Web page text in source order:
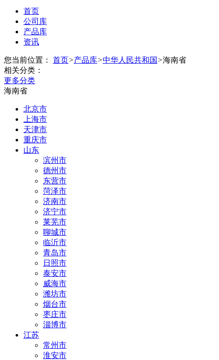
首页
公司库
产品库
资讯
您当前位置： 首页>产品库>中华人民共和国>海南省
相关分类：
更多分类
海南省
北京市
上海市
天津市
重庆市
山东
滨州市
德州市
东营市
菏泽市
济南市
济宁市
莱芜市
聊城市
临沂市
青岛市
日照市
泰安市
威海市
潍坊市
烟台市
枣庄市
淄博市
江苏
常州市
淮安市